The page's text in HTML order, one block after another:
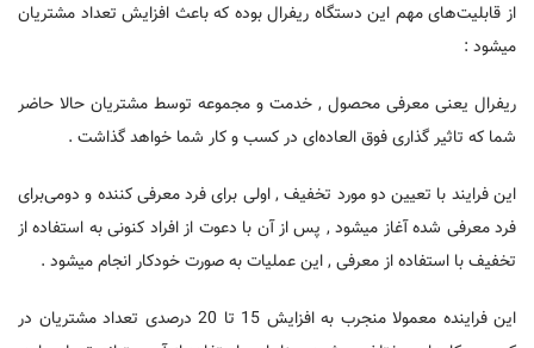
از قابلیت‌های مهم این دستگاه ریفرال بوده که باعث افزایش تعداد مشتریان
میشود :
ریفرال یعنی معرفی محصول , خدمت و مجموعه توسط مشتریان حالا حاضر
شما که تاثیر گذاری فوق العاده‌ای در کسب و کار شما خواهد گذاشت .
این فرایند با تعیین دو مورد تخفیف , اولی برای فرد معرفی کننده و دومی‌برای
فرد معرفی شده آغاز میشود , پس از آن با دعوت از افراد کنونی به استفاده از
تخفیف با استفاده از معرفی , این عملیات به صورت خودکار انجام میشود .
این فراینده معمولا منجرب به افزایش 15 تا 20 درصدی تعداد مشتریان در